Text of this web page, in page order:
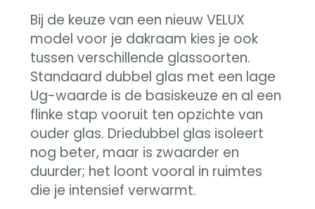
Bij de keuze van een nieuw VELUX
model voor je dakraam kies je ook
tussen verschillende glassoorten.
Standaard dubbel glas met een lage
Ug-waarde is de basiskeuze en al een
flinke stap vooruit ten opzichte van
ouder glas. Driedubbel glas isoleert
nog beter, maar is zwaarder en
duurder; het loont vooral in ruimtes
die je intensief verwarmt.